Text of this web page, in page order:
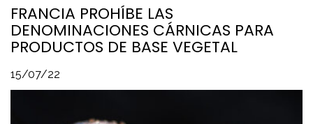
FRANCIA PROHÍBE LAS
DENOMINACIONES CÁRNICAS PARA
PRODUCTOS DE BASE VEGETAL
15/07/22